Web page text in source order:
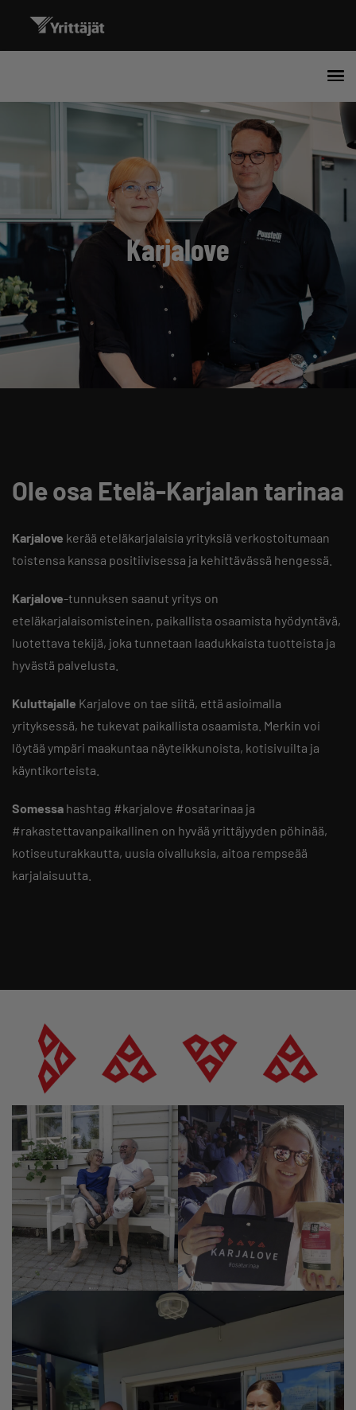
Karjalove
Ole osa Etelä-Karjalan tarinaa
Karjalove kerää eteläkarjalaisia yrityksiä verkostoitumaan
toistensa kanssa positiivisessa ja kehittävässä hengessä.
Karjalove-tunnuksen saanut yritys on
eteläkarjalaisomisteinen, paikallista osaamista hyödyntävä,
luotettava tekijä, joka tunnetaan laadukkaista tuotteista ja
hyvästä palvelusta.
Kuluttajalle Karjalove on tae siitä, että asioimalla
yrityksessä, he tukevat paikallista osaamista. Merkin voi
löytää ympäri maakuntaa näyteikkunoista, kotisivuilta ja
käyntikorteista.
Somessa hashtag #karjalove #osatarinaa ja
#rakastettavanpaikallinen on hyvää yrittäjyyden pöhinää,
kotiseuturakkautta, uusia oivalluksia, aitoa rempseää
karjalaisuutta.